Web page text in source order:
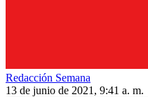
Redacción Semana
13 de junio de 2021, 9:41 a. m.